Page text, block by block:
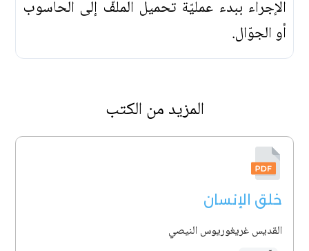
الإجراء ببدء عمليّة تحميل الملفّ إلى الحاسوب
أو الجوّال.
المزيد من الكتب
خلق الإنسان
القديس غريغوريوس النيصي